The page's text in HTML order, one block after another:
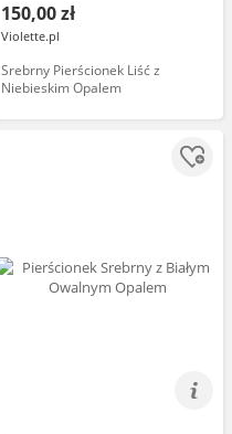
150,00 zł
Violette.pl
Srebrny Pierścionek Liść z
Niebieskim Opalem